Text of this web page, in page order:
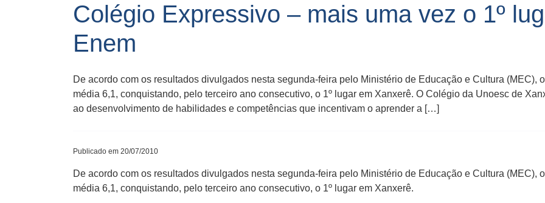
Colégio Expressivo – mais uma vez o 1º
Enem
De acordo com os resultados divulgados nesta segunda-feira pelo Ministério de Educação e Cultura (MEC),
média 6,1, conquistando, pelo terceiro ano consecutivo, o 1º lugar em Xanxerê. O Colégio da Unoesc de
ao desenvolvimento de habilidades e competências que incentivam o aprender a […]
Publicado em 20/07/2010
De acordo com os resultados divulgados nesta segunda-feira pelo Ministério de Educação e Cultura (MEC),
média 6,1, conquistando, pelo terceiro ano consecutivo, o 1º lugar em Xanxerê.